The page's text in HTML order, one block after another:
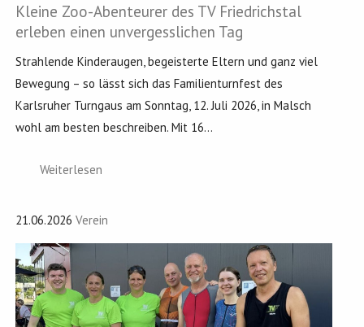
Kleine Zoo-Abenteurer des TV Friedrichstal
erleben einen unvergesslichen Tag
Strahlende Kinderaugen, begeisterte Eltern und ganz viel
Bewegung – so lässt sich das Familienturnfest des
Karlsruher Turngaus am Sonntag, 12. Juli 2026, in Malsch
wohl am besten beschreiben. Mit 16...
Weiterlesen
21.06.2026 Verein